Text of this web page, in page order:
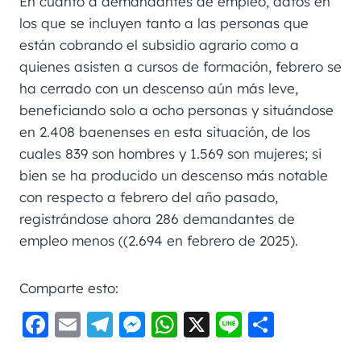
los que se incluyen tanto a las personas que
están cobrando el subsidio agrario como a
quienes asisten a cursos de formación, febrero se
ha cerrado con un descenso aún más leve,
beneficiando solo a ocho personas y situándose
en 2.408 baenenses en esta situación, de los
cuales 839 son hombres y 1.569 son mujeres; si
bien se ha producido un descenso más notable
con respecto a febrero del año pasado,
registrándose ahora 286 demandantes de
empleo menos ((2.694 en febrero de 2025).
Comparte esto:
F
E
Te M W X
Li